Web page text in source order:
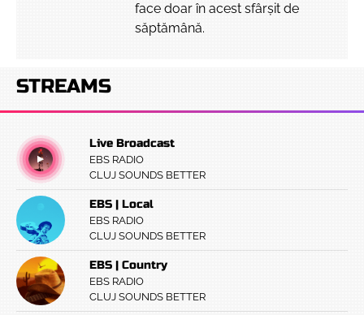
face doar în acest sfârșit de
săptămână.
STREAMS
Live Broadcast
EBS RADIO
CLUJ SOUNDS BETTER
EBS | Local
EBS RADIO
CLUJ SOUNDS BETTER
EBS | Country
EBS RADIO
CLUJ SOUNDS BETTER